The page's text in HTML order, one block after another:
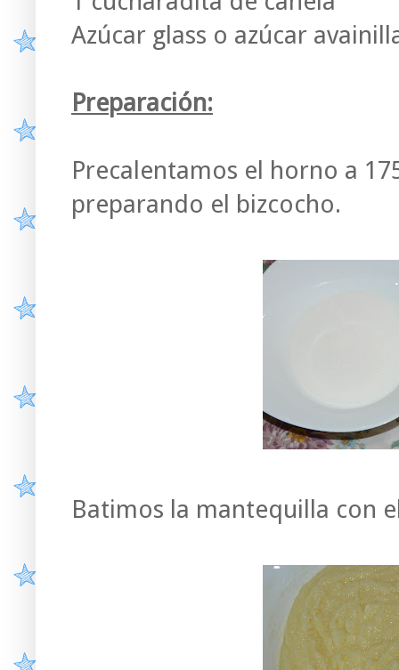
Azúcar glass o azúcar
Preparación:
Precalentamos el horno a
preparando el bizcocho.
Batimos la mantequilla con